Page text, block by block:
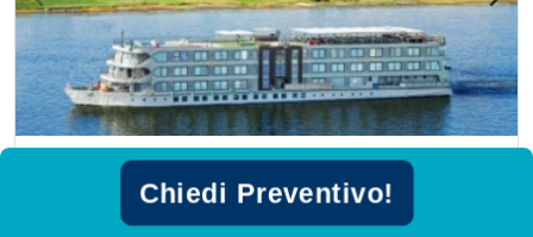
Chiedi Preventivo!
Crociera sul Nilo Privata (Luxury Historia)
e altri